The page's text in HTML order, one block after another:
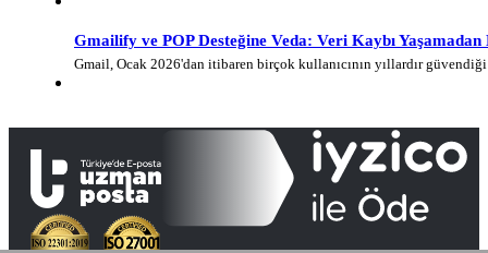
Gmailify ve POP Desteğine Veda: Veri Kaybı
Gmail, Ocak 2026'dan itibaren birçok kullanıcının yıllardır